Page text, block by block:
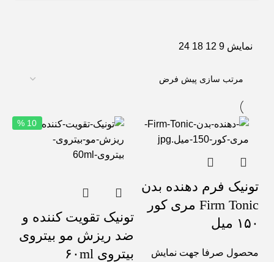
نمایش 9
12
18
24
تونیک فرم دهنده بدن
Firm Tonic مری کور
۱۵۰ میل
محصول صرفا جهت نمایش
10 %
تونیک تقویت کننده و
ضد ریزش مو بیتروی
بیتروی ۶۰ml